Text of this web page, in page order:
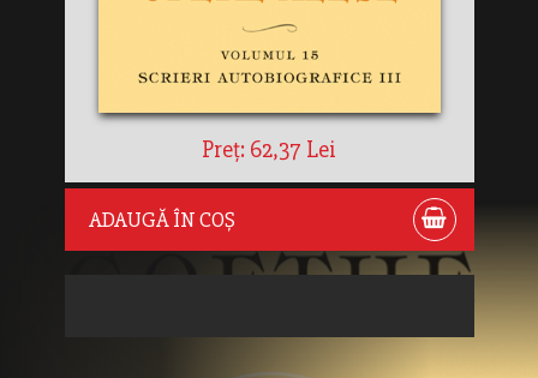
Preț: 62,37 Lei
ADAUGĂ ÎN COȘ